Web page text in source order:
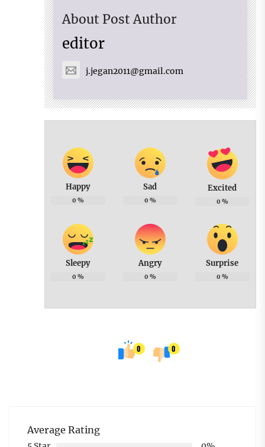
About Post Author
editor
j.jegan2011@gmail.com
Happy
0 %
Sad
0 %
Excited
0 %
Sleepy
0 %
Angry
0 %
Surprise
0 %
0 0
Average Rating